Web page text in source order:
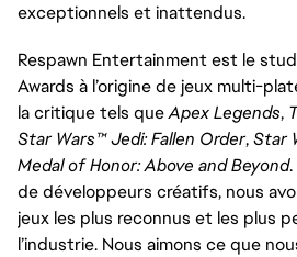
exceptionnels et inattendus.
Respawn Entertainment est le
Awards à l’origine de jeux multi-
la critique tels queApex Legends,
Star Wars™ Jedi: Fallen Order,Star
Medal of Honor: Above and Beyond
de développeurs créatifs, nous
jeux les plus reconnus et les plus
l’industrie. Nous aimons ce que